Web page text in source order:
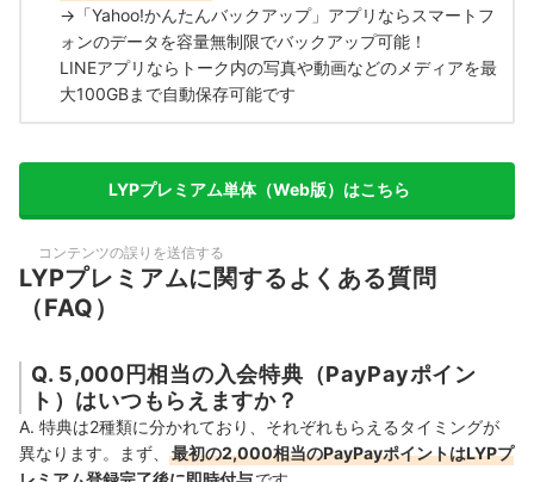
→「Yahoo!かんたんバックアップ」アプリならスマートフ
ォンのデータを容量無制限でバックアップ可能！
LINEアプリならトーク内の写真や動画などのメディアを最
大100GBまで自動保存可能です
LYPプレミアム単体（Web版）はこちら
コンテンツの誤りを送信する
LYPプレミアムに関するよくある質問
（FAQ）
Q. 5,000円相当の入会特典（PayPayポイン
ト）はいつもらえますか？
A. 特典は2種類に分かれており、それぞれもらえるタイミングが
異なります。まず、
最初の2,000相当のPayPayポイントはLYPプ